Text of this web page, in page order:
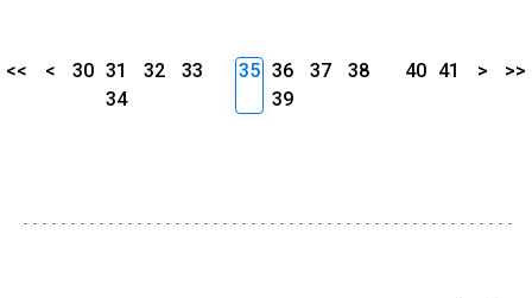
<< < 30 31 32
33
34
35 36 37
38
39
40 41 > >>